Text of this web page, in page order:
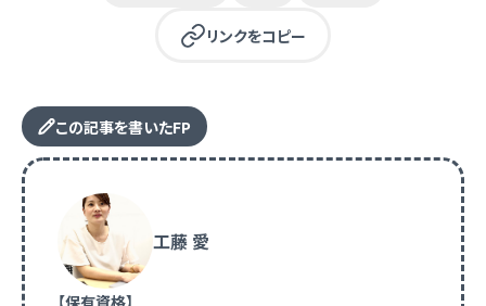
リンクをコピー
この記事を書いたFP
工藤 愛